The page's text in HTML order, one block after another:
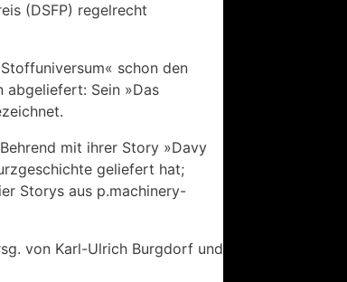
(DSFP) regelrecht
schon den
abgeliefert: Sein »Das
mit ihrer Story »Davy
geliefert hat;
Storys aus p.machinery-
von Karl-Ulrich Burgdorf und